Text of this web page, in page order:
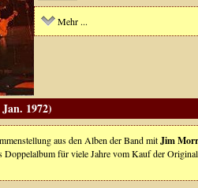
Mehr ...
1972)
aus den Alben der Band mitJim
Doppelalbum für viele Jahre vom Kauf der